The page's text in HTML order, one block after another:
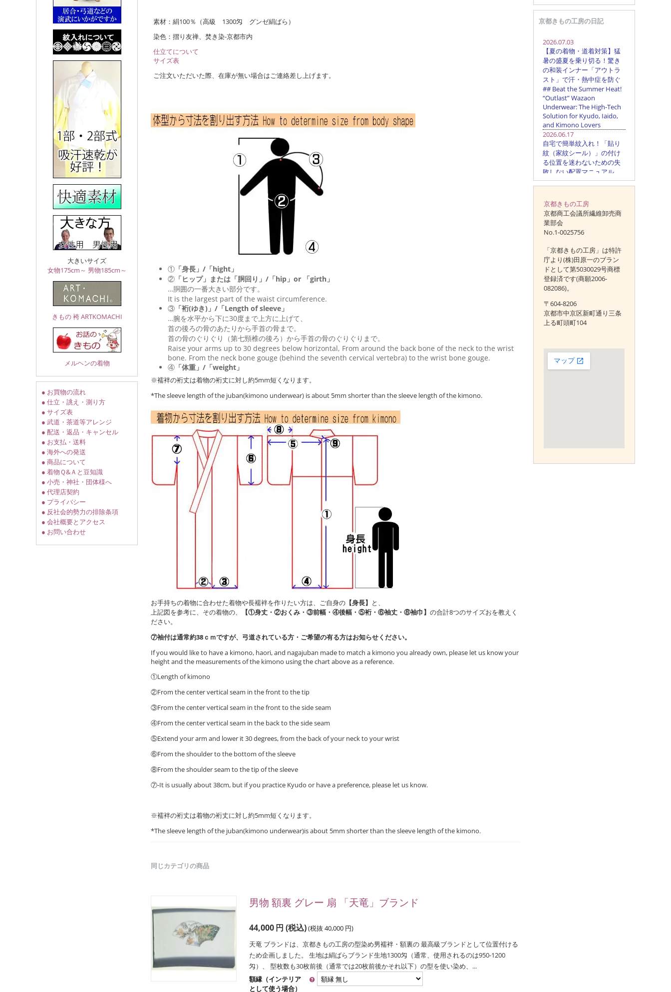
大きいサイズ
女物175cm～ 男物185cm～
きもの 袴 ARTKOMACHI
メルヘンの着物
● お買物の流れ
● 仕立・誂え・測り方
● サイズ表
● 武道・茶道等アレンジ
● 配送・返品・キャンセル
● お支払・送料
● 海外への発送
● 商品について
● 着物Ｑ&Ａと豆知識
● 小売・神社・団体様へ
● 代理店契約
● プライバシー
● 反社会的勢力の排除条項
● 会社概要とアクセス
● お問い合わせ
素材：絹100％（高級 1300匁 グンゼ絹ばら）
染色：摺り友禅、焚き染-京都市内
仕立てについて
サイズ表
ご注文いただいた際、在庫が無い場合はご連絡差し上げます。
①「身長」/「hight」
②「ヒップ」または「胴回り」/「hip」or 「girth」
…胴囲の一番大きい部分です。
It is the largest part of the waist circumference.
③「裄(ゆき)」/「Length of sleeve」
…腕を水平から下に30度まで上方に上げて、
首の後ろの骨のあたりから手首の骨まで。
首の骨のぐりぐり（第七頸椎の後ろ）から手首の骨のぐりぐりまで。
Raise your arms up to 30 degrees below horizontal, From around the back bone of the neck to the wrist
bone. From the neck bone gouge (behind the seventh cervical vertebra) to the wrist bone gouge.
④「体重」/「weight」
※襦袢の裄丈は着物の裄丈に対し約5mm短くなります。
*The sleeve length of the juban(kimono underwear) is about 5mm shorter than the sleeve length of the kimono.
お手持ちの着物に合わせた着物や長襦袢を作りたい方は、ご自身の【身長】 と、
上記図を参考に、その着物の、
【①身丈・②おくみ・③前幅・④後幅・⑤裄・⑥袖丈・⑧袖巾】 の合計8つのサイズおを教えく
ださい。
⑦袖付は通常約38ｃｍですが、弓道されている方・ご希望の有る方はお知らせください。
If you would like to have a kimono, haori, and nagajuban made to match a kimono you already own, please let us know your
height and the measurements of the kimono using the chart above as a reference.
①Length of kimono
②From the center vertical seam in the front to the tip
③From the center vertical seam in the front to the side seam
④From the center vertical seam in the back to the side seam
⑤Extend your arm and lower it 30 degrees, from the back of your neck to your wrist
⑥From the shoulder to the bottom of the sleeve
⑧From the shoulder seam to the tip of the sleeve
⑦-It is usually about 38cm, but if you practice Kyudo or have a preference, please let us know.
※襦袢の裄丈は着物の裄丈に対し約5mm短くなります。
*The sleeve length of the juban(kimono underwear)is about 5mm shorter than the sleeve length of the kimono.
同じカテゴリの商品
男物 額裏 グレー 扇 「天竜」ブランド
44,000円 (税込)(税抜 40,000 円)
天竜 ブランドは、京都きもの工房の型染め男襦袢・額裏の 最高級ブランドとして位置付ける
ため企画しました。 生地は絹ばらブランド生地1300匁（通常、使用されるのは950-1200
匁）、 型枚数も30枚前後（通常では20枚前後かそれ以下）の型を使い染め、...
額縁（インテリア
として使う場合）
京都きもの工房の日記
京都きもの工房
京都商工会議所繊維卸売商
業部会
No.1-0025756
「京都きもの工房」は特許
庁より(株)田原一のブラン
ドとして第5030029号商標
登録済です(商願2006-
082086)。
〒604-8206
京都市中京区新町通り三条
上る町頭町104